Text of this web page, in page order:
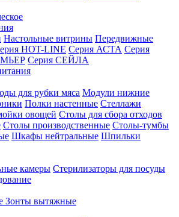
Настольные витрины Передвижные
HOT-LINE Серия АСТА Серия
Серия СЕЙЛА
для рубки мяса Модули нижние
Полки настенные Стеллажи
овощей Столы для сбора отходов
Столы производственные Столы-тумбы
Шкафы нейтральные Шпильки
камеры Стерилизаторы для посуды
Зонты вытяжные